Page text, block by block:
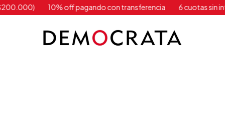
10% off pagando con transferencia 6 cuotas sin interés ( a